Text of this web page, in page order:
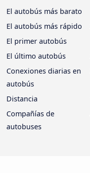
El autobús más barato
El autobús más rápido
El primer autobús
El último autobús
Conexiones diarias en
autobús
Distancia
Compañías de
autobuses